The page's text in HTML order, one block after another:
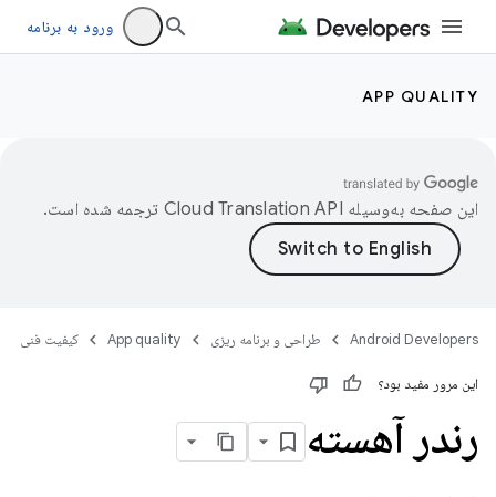
ورود به برنامه
APP QUALITY
این صفحه به‌وسیله ترجمه شده است.
Android Developers طراحی و برنامه ریزی App quality کیفیت فنی
این مرور مفید بود؟
رندر آهسته